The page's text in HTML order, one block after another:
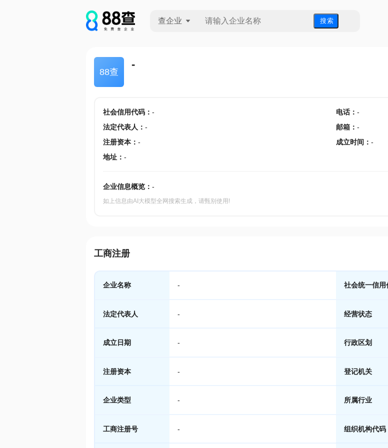
查企业 搜 索
88查
-
社会信用代码： - 电话： -
法定代表人 ： - 邮箱 ： -
注册资本： - 成立时间 ： -
地址： -
企业信息概览： -
如上信息由AI大模型全网搜索生成，请甄别使用!
工商注册
企业名称 - 社会统一信用
法定代表人 - 经营状态
成立日期 - 行政区划
注册资本 - 登记机关
企业类型 - 所属行业
工商注册号 - 组织机构代码